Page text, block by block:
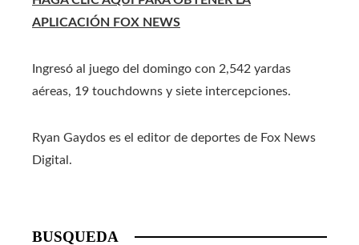
APLICACIÓN FOX NEWS
Ingresó al juego del domingo con 2,542 yardas
aéreas, 19 touchdowns y siete intercepciones.
Ryan Gaydos es el editor de deportes de Fox News
Digital.
BUSQUEDA